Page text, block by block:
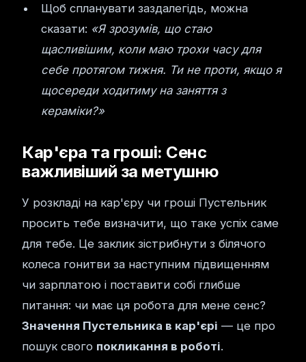
Щоб спланувати заздалегідь, можна
сказати: «Я зрозумів, що стаю
щасливішим, коли маю трохи часу для
себе протягом тижня. Ти не проти, якщо я
щосереди ходитиму на заняття з
кераміки?»
Кар'єра та гроші: Сенс
важливіший за метушню
У розкладі на кар'єру чи гроші Пустельник
просить тебе визначити, що таке успіх саме
для тебе. Це заклик зістрибнути з білячого
колеса гонитви за наступним підвищенням
чи зарплатою і поставити собі глибше
питання: чи має ця робота для мене сенс?
Значення Пустельника в кар'єрі — це про
пошук свого покликання в роботі.